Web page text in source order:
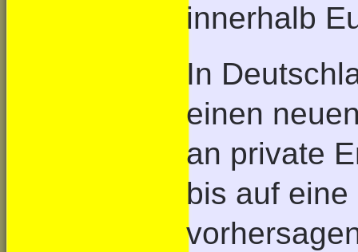
innerhalb
In
einen
an private
bis auf